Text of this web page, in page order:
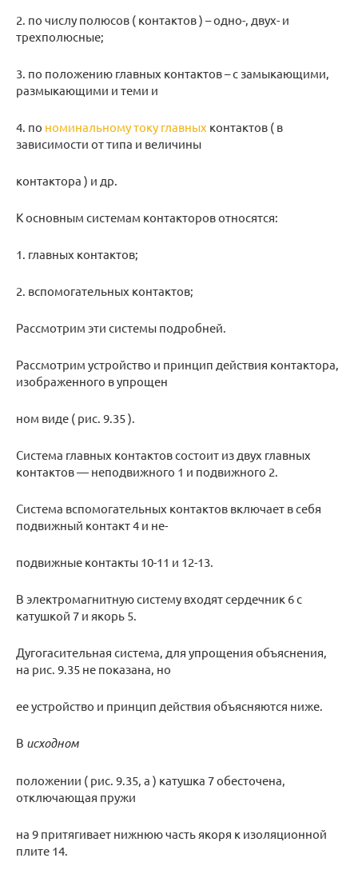
2. по числу полюсов ( контактов ) – одно-, двух- и
трехполюсные;
3. по положению главных контактов – с замыкающими,
размыкающими и теми и
4. по номинальному току главных контактов ( в
зависимости от типа и величины
контактора ) и др.
К основным системам контакторов относятся:
1. главных контактов;
2. вспомогательных контактов;
Рассмотрим эти системы подробней.
Рассмотрим устройство и принцип действия контактора,
изображенного в упрощен
ном виде ( рис. 9.35 ).
Система главных контактов состоит из двух главных
контактов — неподвижного 1 и подвижного 2.
Система вспомогательных контактов включает в себя
подвижный контакт 4 и не-
подвижные контакты 10-11 и 12-13.
В электромагнитную систему входят сердечник 6 с
катушкой 7 и якорь 5.
Дугогасительная система, для упрощения объяснения,
на рис. 9.35 не показана, но
ее устройство и принцип действия объясняются ниже.
В исходном
положении ( рис. 9.35, а ) катушка 7 обесточена,
отключающая пружи
на 9 притягивает нижнюю часть якоря к изоляционной
плите 14.